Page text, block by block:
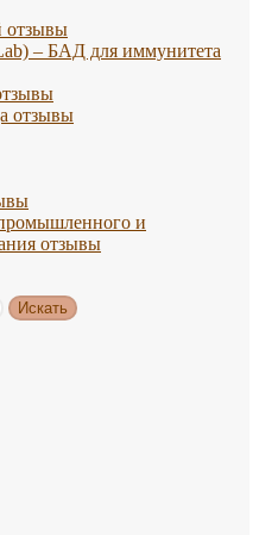
отзывы
– БАД для иммунитета
отзывы
и
отзывы
Искать